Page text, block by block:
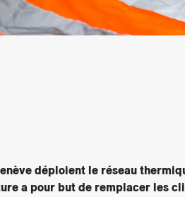
déploient le réseau
a pour but de remplacer les